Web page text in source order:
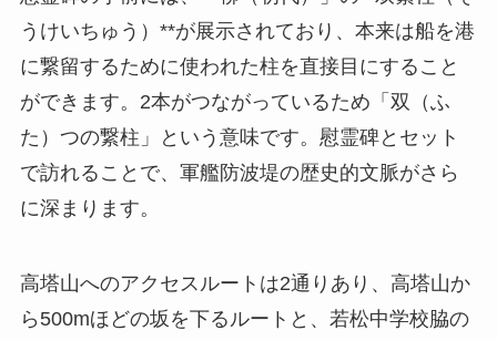
うけいちゅう）**が展示されており、本来は船を港
に繋留するために使われた柱を直接目にすること
ができます。2本がつながっているため「双（ふ
た）つの繋柱」という意味です。慰霊碑とセット
で訪れることで、軍艦防波堤の歴史的文脈がさら
に深まります。
高塔山へのアクセスルートは2通りあり、高塔山か
ら500mほどの坂を下るルートと、若松中学校脇の